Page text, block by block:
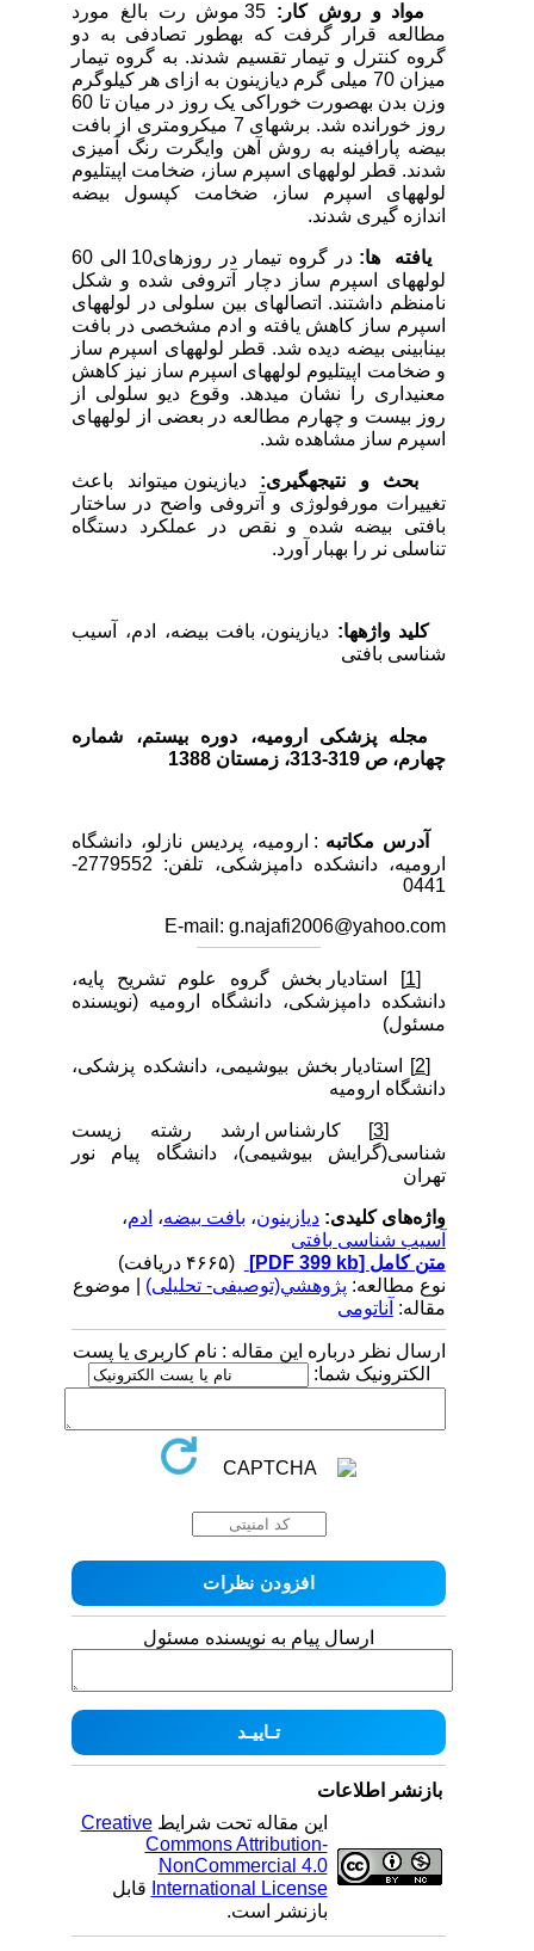
مواد و روش کار:
35 موش رت بالغ مورد
مطالعه قرار گرفت که به­طور تصادفی به دو
گروه کنترل و تیمار تقسیم شدند. به گروه تیمار
میزان 70 میلی گرم دیازینون به ازای هر کیلوگرم
وزن بدن به­صورت خوراکی یک روز در میان تا 60
روز خورانده شد. برش­های 7 میکرومتری از بافت
بیضه پارافینه به روش آهن وایگرت رنگ آمیزی
شدند. قطر لوله­های اسپرم ساز، ضخامت اپیتلیوم
لوله­های اسپرم ساز، ضخامت کپسول بیضه
اندازه گیری شدند.
یافته­ ها:
در گروه تیمار در روزهای10 الی 60
لوله­های اسپرم ساز دچار آتروفی شده و شکل
نامنظم داشتند. اتصال­های بین سلولی در لوله­های
اسپرم ساز کاهش یافته و ادم مشخصی در بافت
بینابینی بیضه دیده شد. قطر لوله­های اسپرم ساز
و ضخامت اپیتلیوم لوله­های اسپرم ساز نیز کاهش
معنی­داری را نشان می­دهد. وقوع دیو سلولی از
روز بیست و چهارم مطالعه در بعضی از لوله­های
اسپرم ساز مشاهده شد.
بحث و نتیجه­گیری: دیازینون می­تواند باعث
تغییرات مورفولوژی و آتروفی واضح در ساختار
بافتی بیضه شده و نقص در عملکرد دستگاه
تناسلی نر را به­بار آورد.
کلید واژه­ها:دیازینون، بافت بیضه، ادم، آسیب
شناسی بافتی
مجله پزشکی ارومیه، دوره بیستم، شماره‌
چهارم، ص 319-313، زمستان 1388
آدرس مکاتبه: ارومیه، پردیس نازلو، دانشگاه
ارومیه، دانشکده دامپزشکی، تلفن: 2779552-
0441
E-mail: g.najafi2006@yahoo.com
استادیار بخش گروه علوم تشریح پایه،
دانشکده دامپزشکی، دانشگاه ارومیه (نویسنده
مسئول)
استادیار بخش بیوشیمی، دانشکده پزشکی،
دانشگاه ارومیه
کارشناس ارشد رشته زیست
شناسی(گرایش بیوشیمی)، دانشگاه پیام نور
تهران
واژه‌های کلیدی:دیازینون،بافت بیضه،ادم،
آسیب شناسی بافتی
متن کامل[PDF 399 kb]
نوع مطالعه:پژوهشي(توصیفی- تحلیلی) | موضوع
مقاله:آناتومی
ارسال نظر درباره این مقاله : نام کاربری یا پست
الکترونیک شما:
ارسال پیام به نویسنده مسئول
بازنشر اطلاعات
این مقاله تحت شرایطCreative
Commons Attribution-
NonCommercial 4.0
International Licenseقابل
بازنشر است.